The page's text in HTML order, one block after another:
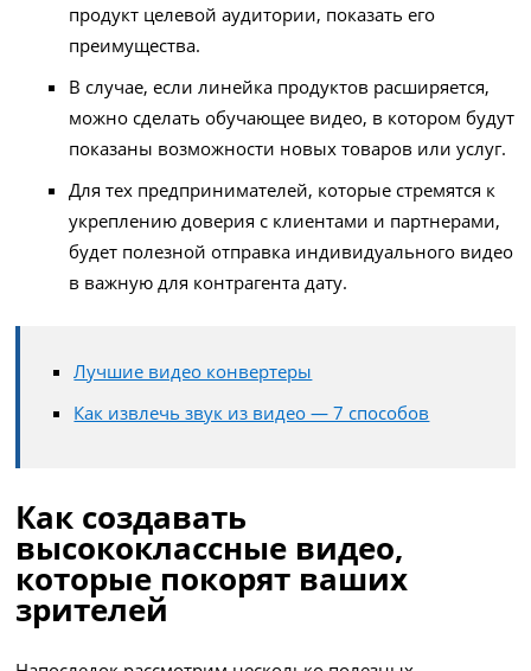
продукт целевой аудитории, показать его
преимущества.
В случае, если линейка продуктов расширяется,
можно сделать обучающее видео, в котором будут
показаны возможности новых товаров или услуг.
Для тех предпринимателей, которые стремятся к
укреплению доверия с клиентами и партнерами,
будет полезной отправка индивидуального видео
в важную для контрагента дату.
Лучшие видео конвертеры
Как извлечь звук из видео — 7 способов
Как создавать
высококлассные видео,
которые покорят ваших
зрителей